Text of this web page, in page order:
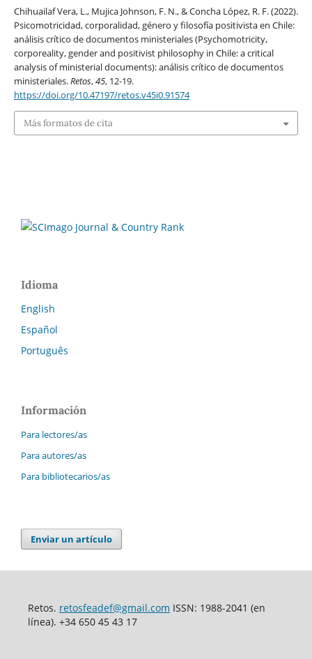
Chihuailaf Vera, L., Mujica Johnson, F. N., & Concha López, R. F. (2022).
Psicomotricidad, corporalidad, género y filosofía positivista en Chile:
análisis crítico de documentos ministeriales (Psychomotricity,
corporeality, gender and positivist philosophy in Chile: a critical
analysis of ministerial documents): análisis crítico de documentos
ministeriales.Retos,45, 12-19.
https://doi.org/10.47197/retos.v45i0.91574
Más formatos de cita
Idioma
English
Español
Português
Información
Para lectores/as
Para autores/as
Para bibliotecarios/as
Enviar un artículo
Retos. retosfeadef@gmail.com ISSN: 1988-2041 (en
línea). +34 650 45 43 17